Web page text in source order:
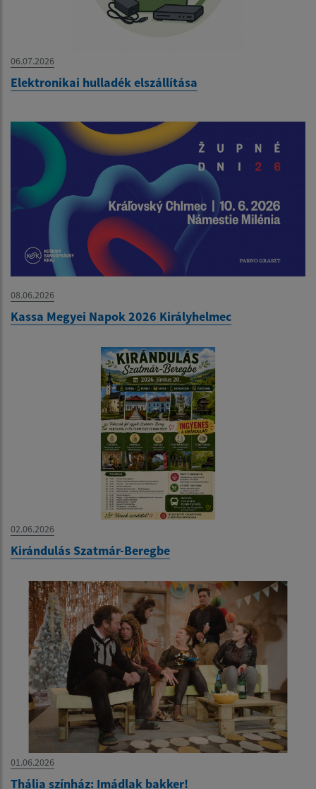
06.07.2026
Elektronikai hulladék elszállítása
08.06.2026
Kassa Megyei Napok 2026 Királyhelmec
02.06.2026
Kirándulás Szatmár-Beregbe
01.06.2026
Thália színház: Imádlak bakker!